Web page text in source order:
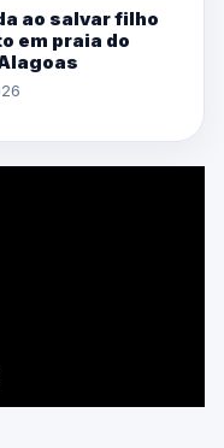
ao salvar filho
em praia do